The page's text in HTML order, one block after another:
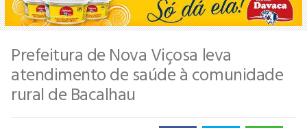
Prefeitura de Nova Viçosa leva
atendimento de saúde à comunidade
rural de Bacalhau